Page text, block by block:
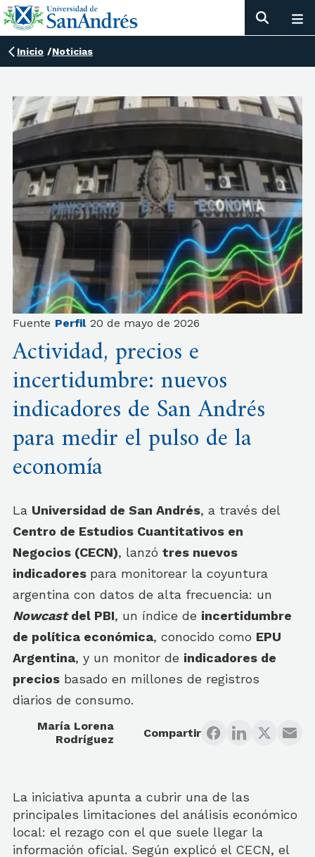
Inicio /Noticias
Fuente Perfil 20 de mayo de 2026
Actividad, precios e
incertidumbre: nuevos
indicadores de San Andrés
para medir el pulso de la
economía
La Universidad de San Andrés, a través del
Centro de Estudios Cuantitativos en
Negocios (CECN), lanzó tres nuevos
indicadores para monitorear la coyuntura
argentina con datos de alta frecuencia: un
Nowcastdel PBI, un índice de incertidumbre
de política económica, conocido como EPU
Argentina, y un monitor de indicadores de
precios basado en millones de registros
diarios de consumo.
María Lorena
Rodríguez
Compartir
La iniciativa apunta a cubrir una de las
principales limitaciones del análisis económico
local: el rezago con el que suele llegar la
información oficial. Según explicó el CECN, el